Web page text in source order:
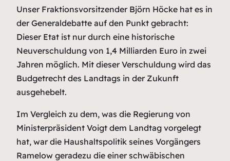
Unser Fraktionsvorsitzender Björn Höcke hat es in
der Generaldebatte auf den Punkt gebracht:
Dieser Etat ist nur durch eine historische
Neuverschuldung von 1,4 Milliarden Euro in zwei
Jahren möglich. Mit dieser Verschuldung wird das
Budgetrecht des Landtags in der Zukunft
ausgehebelt.
Im Vergleich zu dem, was die Regierung von
Ministerpräsident Voigt dem Landtag vorgelegt
hat, war die Haushaltspolitik seines Vorgängers
Ramelow geradezu die einer schwäbischen